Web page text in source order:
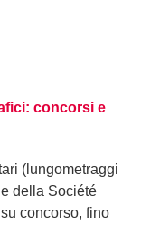
concorsi e
(lungometraggi
della Société
concorso, fino